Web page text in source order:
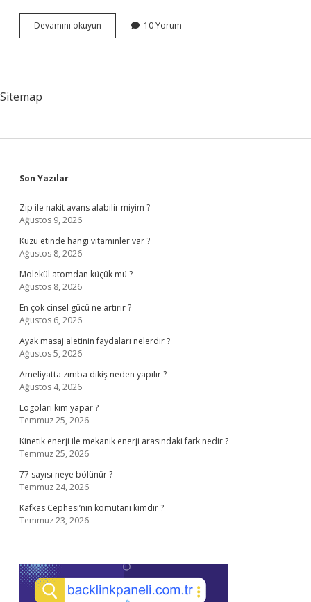
Devamını okuyun Osmanlıca
Abi
10 Yorum
Sitemap
Sidebar
Son Yazılar
Zip ile nakit avans alabilir miyim ?
Ağustos 9, 2026
Kuzu etinde hangi vitaminler var ?
Ağustos 8, 2026
Molekül atomdan küçük mü ?
Ağustos 8, 2026
En çok cinsel gücü ne artırır ?
Ağustos 6, 2026
Ayak masaj aletinin faydaları nelerdir ?
Ağustos 5, 2026
Ameliyatta zımba dikiş neden yapılır ?
Ağustos 4, 2026
Logoları kim yapar ?
Temmuz 25, 2026
Kinetik enerji ile mekanik enerji arasındaki fark nedir ?
Temmuz 25, 2026
77 sayısı neye bölünür ?
Temmuz 24, 2026
Kafkas Cephesi’nin komutanı kimdir ?
Temmuz 23, 2026